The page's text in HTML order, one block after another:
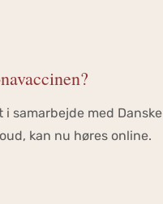
samarbejde med Danske
kan nu høres online.